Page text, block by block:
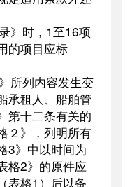
》时， 1至16项
的项目应标
所列内容发生变
承租人、船舶管
第十二条有关的
２》，列明所有
3》中以时间为
格2》的原件应
表格1 ）后以备